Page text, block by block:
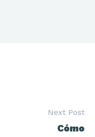
Next Post
Cómo